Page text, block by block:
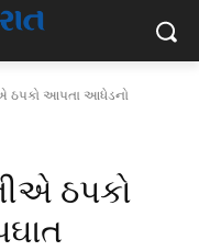
ઠપકો આપતા આધેડનો
ઠપકો